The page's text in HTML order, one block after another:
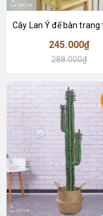
245.000₫
288.000₫